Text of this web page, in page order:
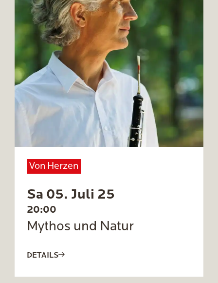
Von Herzen
Sa 05. Juli 25
20:00
Mythos und Natur
DETAILS